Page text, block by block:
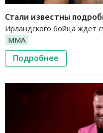
Стали известны
Ирландского бойца ждет
ММА
Подробнее